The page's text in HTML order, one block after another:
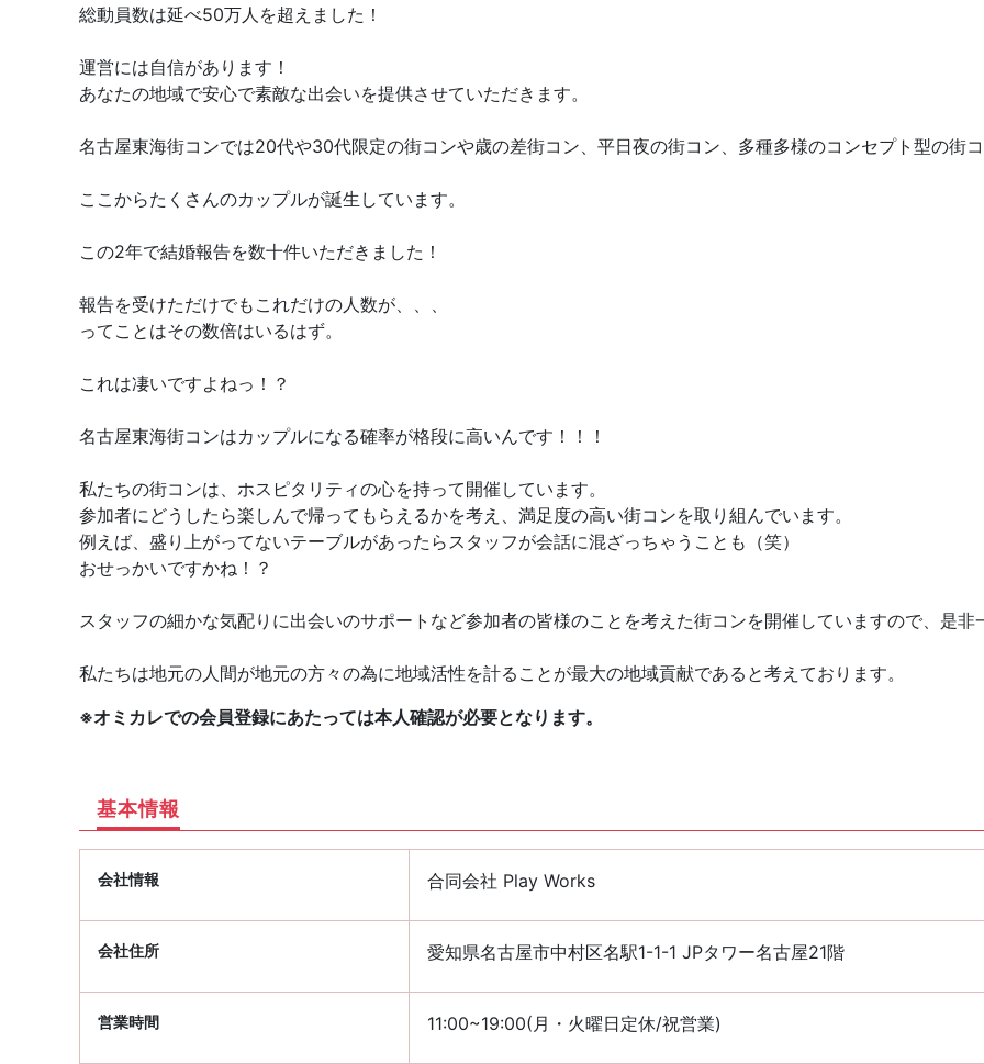
総動員数は延べ50万人を超えました！
運営には自信があります！
あなたの地域で安心で素敵な出会いを提供させていただきます。
名古屋東海街コンでは20代や30代限定の街コンや歳の差街コン、平日夜の街コン、多種多様のコンセプト型の街
ここからたくさんのカップルが誕生しています。
この2年で結婚報告を数十件いただきました！
報告を受けただけでもこれだけの人数が、、、
ってことはその数倍はいるはず。
これは凄いですよねっ！？
名古屋東海街コンはカップルになる確率が格段に高いんです！！！
私たちの街コンは、ホスピタリティの心を持って開催しています。
参加者にどうしたら楽しんで帰ってもらえるかを考え、満足度の高い街コンを取り組んでいます。
例えば、盛り上がってないテーブルがあったらスタッフが会話に混ざっちゃうことも（笑）
おせっかいですかね！？
スタッフの細かな気配りに出会いのサポートなど参加者の皆様のことを考えた街コンを開催していますので、是非
私たちは地元の人間が地元の方々の為に地域活性を計ることが最大の地域貢献であると考えております。
※オミカレでの会員登録にあたっては本人確認が必要となります。
基本情報
会社情報 合同会社 Play Works
会社住所 愛知県名古屋市中村区名駅1-1-1 JPタワー名古屋21階
営業時間 11:00~19:00(月・火曜日定休/祝営業)